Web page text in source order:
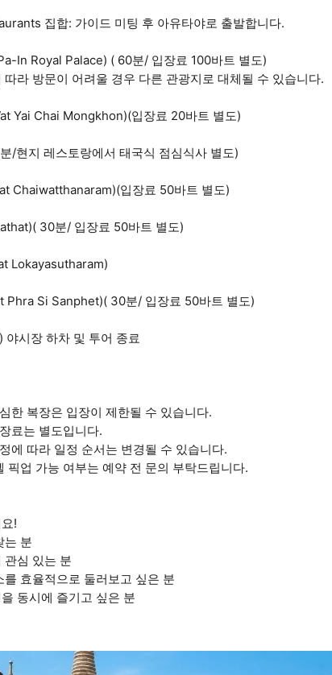
집합: 가이드 미팅 후 아유타야로 출발합니다.
In Royal Palace) ( 60분/ 입장료 100바트 별도)
라 방문이 어려울 경우 다른 관광지로 대체될 수 있습니다.
Yai Chai Mongkhon)(입장료 20바트 별도)
/현지 레스토랑에서 태국식 점심식사 별도)
Chaiwatthanaram)(입장료 50바트 별도)
30분/ 입장료 50바트 별도)
Lokayasutharam)
Phra Si Sanphet)( 30분/ 입장료 50바트 별도)
시장 하차 및 투어 종료
한 복장은 입장이 제한될 수 있습니다.
료는 별도입니다.
에 따라 일정 순서는 변경될 수 있습니다.
픽업 가능 여부는 예약 전 문의 부탁드립니다.
!
분
심 있는 분
효율적으로 둘러보고 싶은 분
동시에 즐기고 싶은 분